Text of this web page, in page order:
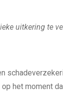
uitkering te
het moment